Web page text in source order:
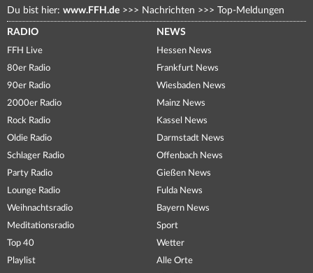
Du bist hier: www.FFH.de >>> Nachrichten >>> Top-Meldungen
RADIO
FFH Live
80er Radio
90er Radio
2000er Radio
Rock Radio
Oldie Radio
Schlager Radio
Party Radio
Lounge Radio
Weihnachtsradio
Meditationsradio
Top 40
Playlist
NEWS
Hessen News
Frankfurt News
Wiesbaden News
Mainz News
Kassel News
Darmstadt News
Offenbach News
Gießen News
Fulda News
Bayern News
Sport
Wetter
Alle Orte